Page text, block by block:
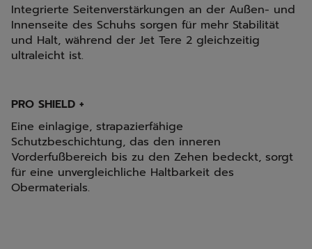
Integrierte Seitenverstärkungen an der Außen- und
Innenseite des Schuhs sorgen für mehr Stabilität
und Halt, während der Jet Tere 2 gleichzeitig
ultraleicht ist.
PRO SHIELD +
Eine einlagige, strapazierfähige
Schutzbeschichtung, das den inneren
Vorderfußbereich bis zu den Zehen bedeckt, sorgt
für eine unvergleichliche Haltbarkeit des
Obermaterials.